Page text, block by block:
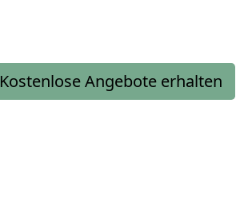
Kostenlose Angebote erhalten